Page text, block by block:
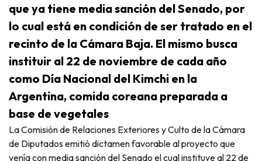
que ya tiene media sanción del Senado, por
lo cual está en condición de ser tratado en el
recinto de la Cámara Baja. El mismo busca
instituir al 22 de noviembre de cada año
como Día Nacional del Kimchi en la
Argentina, comida coreana preparada a
base de vegetales
La Comisión de Relaciones Exteriores y Culto de la Cámara
de Diputados emitió dictamen favorable al proyecto que
venía con media sanción del Senado el cual instituye al 22 de